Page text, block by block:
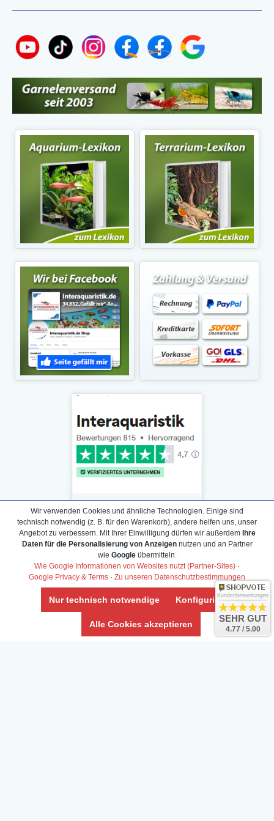
Daten­schutz­erklärung
Widerrufs­recht /Widerrufs­formular
AGB & Info
Impressum
Umwelt und Entsorgung
Vertrag widerrufen
Wir verwenden Cookies und ähnliche Technologien. Einige sind
technisch notwendig (z. B. für den Warenkorb), andere helfen uns, unser
Angebot zu verbessern. Mit Ihrer Einwilligung dürfen wir außerdem Ihre
Daten für die Personalisierung von Anzeigennutzen und an Partner
wie Googleübermitteln.
Wie Google Informationen von Websites nutzt (Partner-Sites) ·
Google Privacy & Terms · Zu unseren Datenschutzbestimmungen
Nur technisch notwendige Konfigurieren
Alle Cookies akzeptieren
Kundenbewertungen
SEHR GUT
4.77 / 5.00